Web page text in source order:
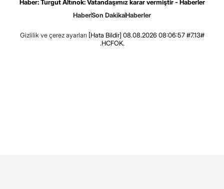
Haber: Turgut Altınok: Vatandaşımız karar vermiştir - Haberler
HaberSon DakikaHaberler
Gizlilik ve çerez ayarları [Hata Bildir] 08.08.2026 08:06:57 #7.13#
.HCFOK.